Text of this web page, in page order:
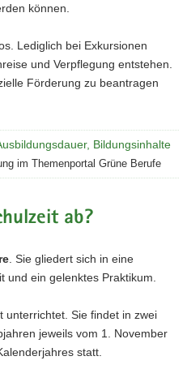
können.
Lediglich bei Exkursionen
und Verpflegung entstehen.
Förderung zu beantragen
Bildungsinhalte
im Themenportal Grüne Berufe
ab?
. Sie gliedert sich in eine
und ein gelenktes Praktikum.
unterrichtet. Sie findet in zwei
jeweils vom 1. November
statt.